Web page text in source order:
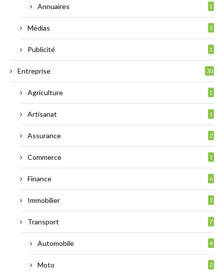
Annuaires 1
Médias 1
Publicité 1
Entreprise 30
Agriculture 1
Artisanat 1
Assurance 2
Commerce 1
Finance 6
Immobilier 3
Transport 7
Automobile 4
Moto 2